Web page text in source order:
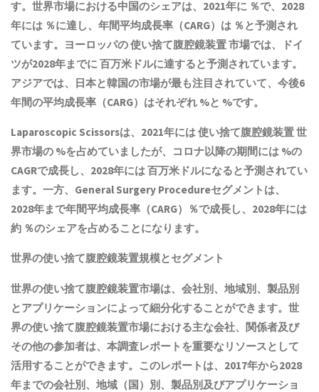
す。世界市場における中国のシェアは、2021年に ％で、2028
年には ％に達し、年間平均成長率（CARG）は ％と予測され
ています。ヨーロッパの 使い捨て腹腔鏡装置 市場では、ドイ
ツが2028年までに 百万米ドルに達すると予測されています。
アジアでは、日本と韓国の市場が最も注目されていて、今後6
年間の平均成長率（CARG）はそれぞれ %と %です。
Laparoscopic Scissorsは、2021年には 使い捨て腹腔鏡装置 世
界市場の %を占めていましたが、コロナ以降の期間には %の
CAGRで成長し、2028年には 百万米ドルになると予測されてい
ます。一方、General Surgery Procedureセグメントは、
2028年まで年間平均成長率（CARG）％で成長し、2028年には
約 ％のシェアを占めることになります。
世界の使い捨て腹腔鏡装置規模とセグメント
世界の使い捨て腹腔鏡装置市場は、会社別、地域別、製品別
とアプリケーションによって細分化することができます。世
界の使い捨て腹腔鏡装置市場における主な会社、関係者及び
その他の参加者は、本調査レポートを重要なリソースとして
活用することができます。このレポートは、2017年から2028
年までの会社別、地域（国）別、製品別及びアプリケーショ